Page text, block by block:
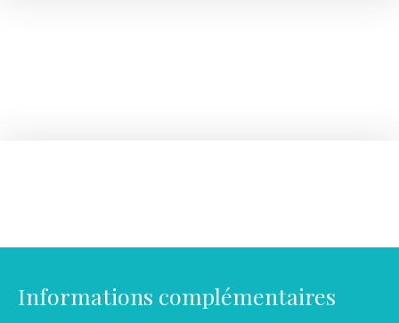
Informations complémentaires